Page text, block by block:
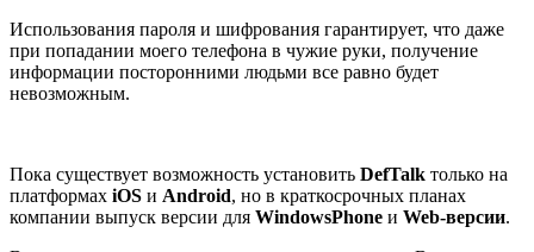
Использования пароля и шифрования гарантирует, что даже
при попадании моего телефона в чужие руки, получение
информации посторонними людьми все равно будет
невозможным.
Пока существует возможность установить DefTalk только на
платформах iOS и Android, но в краткосрочных планах
компании выпуск версии для WindowsPhone и Web-версии.